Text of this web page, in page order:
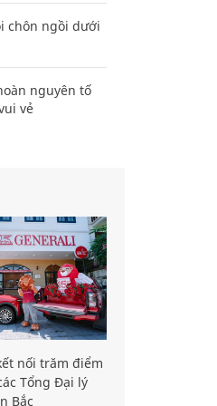
chôn ngồi dưới
nguyên tố
vẻ
nối trăm điểm
Tổng Đại lý
Bắc